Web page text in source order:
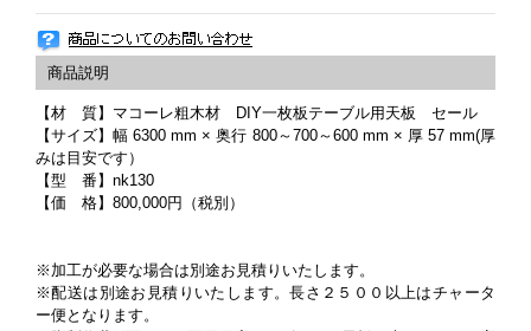
【材 質】マコーレ粗木材 DIY一枚板テーブル用天板 セール
【サイズ】幅 6300 mm × 奥行 800～700～600 mm × 厚 57 mm(厚
みは目安です）
【型 番】nk130
【価 格】800,000円（税別）
※加工が必要な場合は別途お見積りいたします。
※配送は別途お見積りいたします。長さ２５００以上はチャータ
ー便となります。